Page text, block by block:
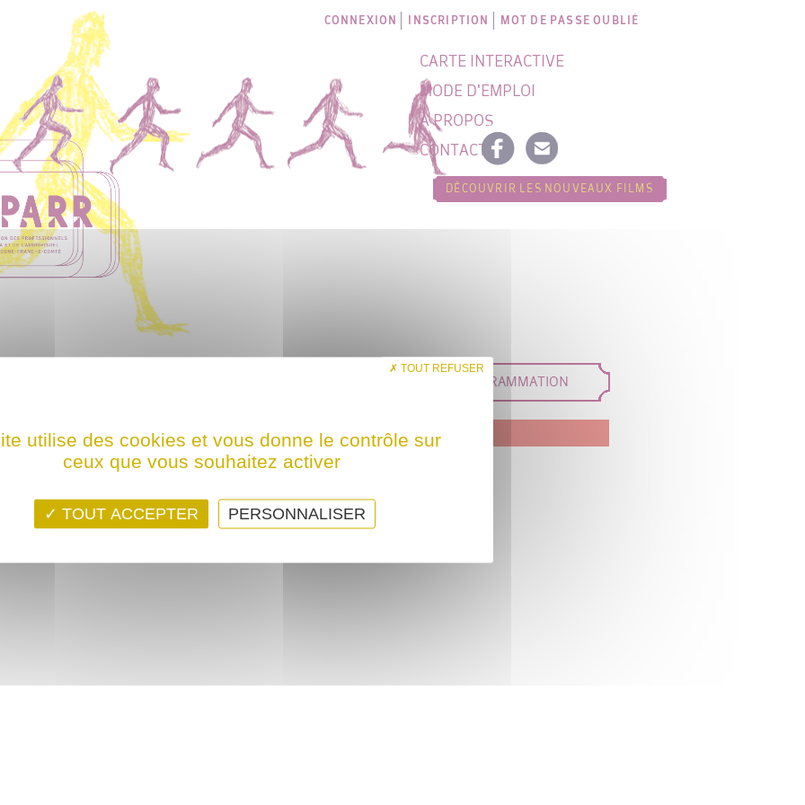
CONNEXION INSCRIPTION MOT DE PASSE OUBLIÉ
CARTE INTERACTIVE
MODE D'EMPLOI
À PROPOS
CONTACT
DÉCOUVRIR LES NOUVEAUX FILMS
IDÉES DE PROGRAMMATION
! Ce film n'est programmé actuellement dans aucune structure
utilise des cookies et vous donne le contrôle sur
ceux que vous souhaitez activer
TOUT ACCEPTER
TOUT REFUSER
PERSONNALISER